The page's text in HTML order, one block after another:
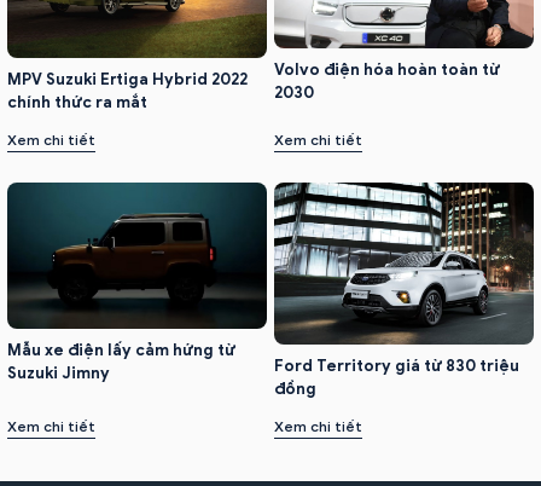
MPV Suzuki Ertiga Hybrid 2022
chính thức ra mắt
Xem chi tiết
Volvo điện hóa hoàn toàn từ
2030
Xem chi tiết
Mẫu xe điện lấy cảm hứng từ
Suzuki Jimny
Xem chi tiết
Ford Territory giá từ 830 triệu
đồng
Xem chi tiết